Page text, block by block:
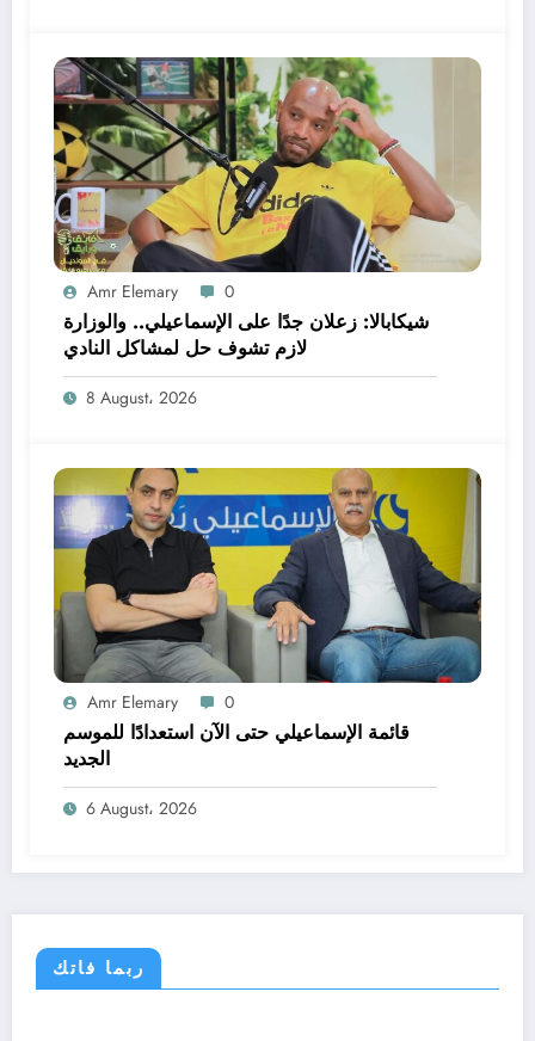
Amr Elemary 0
شيكابالا: زعلان جدًا على الإسماعيلي.. والوزارة
لازم تشوف حل لمشاكل النادي
8 August، 2026
Amr Elemary 0
قائمة الإسماعيلي حتى الآن استعدادًا للموسم
الجديد
6 August، 2026
ربما فاتك